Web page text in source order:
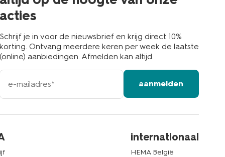
acties
Schrijf je in voor de nieuwsbrief en krijg direct 10%
korting. Ontvang meerdere keren per week de laatste
(online) aanbiedingen. Afmelden kan altijd.
e-
mailadres
aanmelden
internationaal
HEMA België